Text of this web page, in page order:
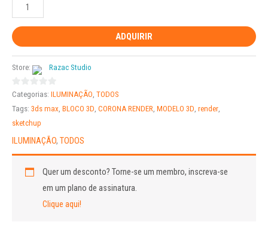
ADQUIRIR
Store: Razac Studio
0
out
Categorias: ILUMINAÇÃO TODOS
Tags: 3ds max BLOCO 3D CORONA RENDER MODELO 3D render
sketchup
ILUMINAÇÃO, TODOS
Quer um desconto?Torne-se um membro, inscreva-se
em um plano de assinatura.
Clique aqui!